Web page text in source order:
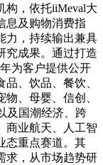
构，依托iiMeval大
息及购物消费指
力，持续输出兼具
究成果。通过打造
为客户提供公开
、饮品、餐饮、
、母婴、信创、
及国潮经济、跨
商业航天、人工智
态重点赛道。其
求，从市场趋势研